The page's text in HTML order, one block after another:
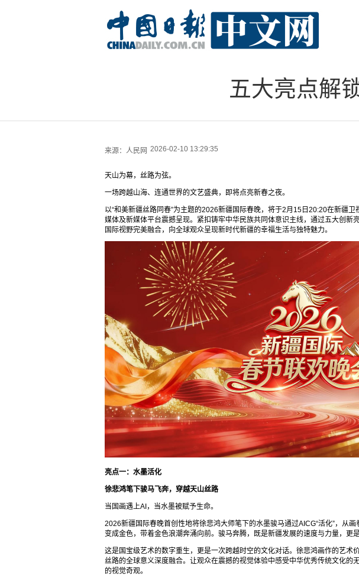
五大亮点解
来源： 人民网 2026-02-10 13:29:35
天山为幕，丝路为弦。
一场跨越山海、连通世界的文艺盛典，即将点亮新春之夜。
以“和美新疆丝路同春”为主题的2026新疆国际春晚，将于2月15日20:20在新疆
媒体及新媒体平台震撼呈现。紧扣铸牢中华民族共同体意识主线，通过五大创新
国际视野完美融合，向全球观众呈现新时代新疆的幸福生活与独特魅力。
亮点一：水墨活化
徐悲鸿笔下骏马飞奔，穿越天山丝路
当国画遇上AI，当水墨被赋予生命。
2026新疆国际春晚首创性地将徐悲鸿大师笔下的水墨骏马通过AICG“活化”，从
变成金色，带着金色浪潮奔涌向前。骏马奔腾，既是新疆发展的速度与力量，更
这是国宝级艺术的数字重生，更是一次跨越时空的文化对话。徐悲鸿画作的艺术
丝路的全球意义深度融合。让观众在震撼的视觉体验中感受中华优秀传统文化的
的视觉奇观。